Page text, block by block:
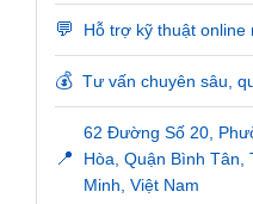
💬 Hỗ trợ kỹ thuật
💰 Tư vấn chuyên sâu,
📍
62 Đường Số 20,
Hòa, Quận Bình Tân,
Minh, Việt Nam